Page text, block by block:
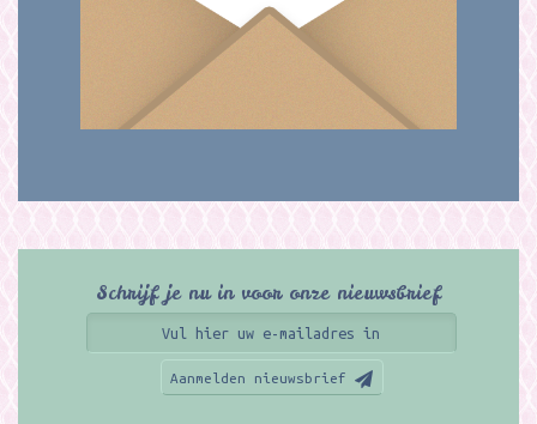
Schrijf je nu in voor onze nieuwsbrief
Aanmelden nieuwsbrief